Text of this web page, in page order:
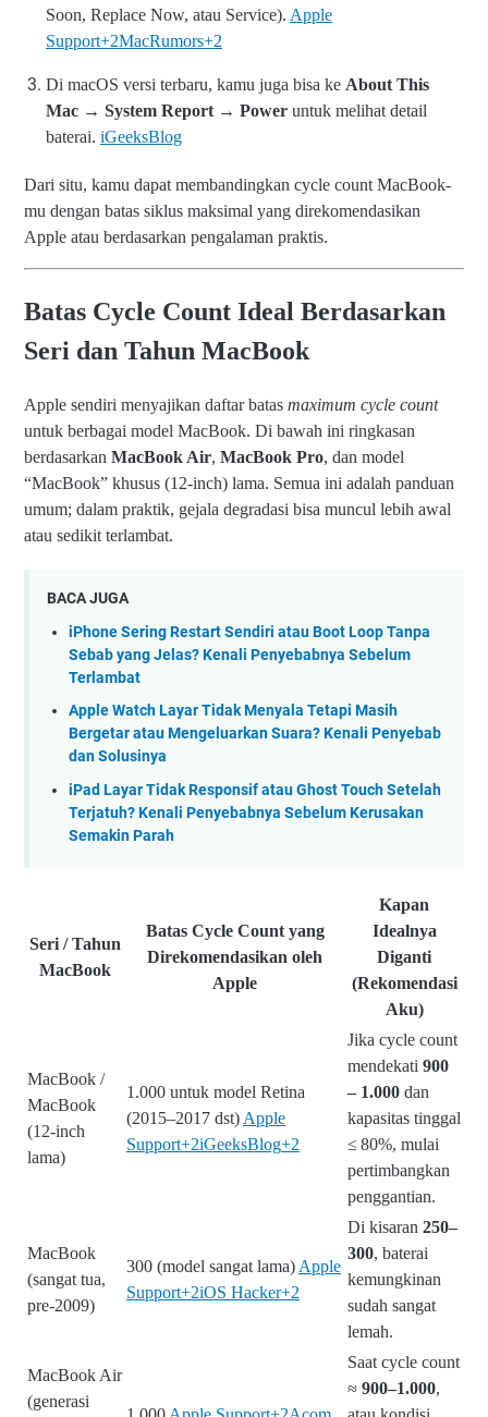
Soon, Replace Now, atau Service). Apple
Support+2MacRumors+2
Di macOS versi terbaru, kamu juga bisa ke About This
Mac → System Report → Power untuk melihat detail
baterai. iGeeksBlog
Dari situ, kamu dapat membandingkan cycle count MacBook-
mu dengan batas siklus maksimal yang direkomendasikan
Apple atau berdasarkan pengalaman praktis.
Batas Cycle Count Ideal Berdasarkan
Seri dan Tahun MacBook
Apple sendiri menyajikan daftar batas maximum cycle count
untuk berbagai model MacBook. Di bawah ini ringkasan
berdasarkan MacBook Air, MacBook Pro, dan model
“MacBook” khusus (12‑inch) lama. Semua ini adalah panduan
umum; dalam praktik, gejala degradasi bisa muncul lebih awal
atau sedikit terlambat.
BACA JUGA
iPhone Sering Restart Sendiri atau Boot Loop Tanpa
Sebab yang Jelas? Kenali Penyebabnya Sebelum
Terlambat
Apple Watch Layar Tidak Menyala Tetapi Masih
Bergetar atau Mengeluarkan Suara? Kenali Penyebab
dan Solusinya
iPad Layar Tidak Responsif atau Ghost Touch Setelah
Terjatuh? Kenali Penyebabnya Sebelum Kerusakan
Semakin Parah
Seri / Tahun
MacBook
Batas Cycle Count yang
Direkomendasikan oleh
Apple
Kapan
Idealnya
Diganti
(Rekomendasi
Aku)
MacBook /
MacBook
(12‑inch
lama)
1.000 untuk model Retina
(2015–2017 dst) Apple
Support+2iGeeksBlog+2
Jika cycle count
mendekati 900
– 1.000 dan
kapasitas tinggal
≤ 80%, mulai
pertimbangkan
penggantian.
MacBook
(sangat tua,
pre‑2009)
300 (model sangat lama) Apple
Support+2iOS Hacker+2
Di kisaran 250–
300, baterai
kemungkinan
sudah sangat
lemah.
MacBook Air
(generasi
Saat cycle count
≈ 900–1.000,